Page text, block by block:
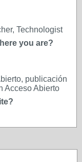
Technologist
you are?
publicación
Acceso Abierto